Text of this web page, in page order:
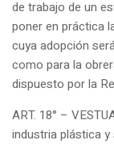
de trabajo de un
poner en práctica
cuya adopción
como para la
dispuesto por la
ART. 18° –
industria plástica